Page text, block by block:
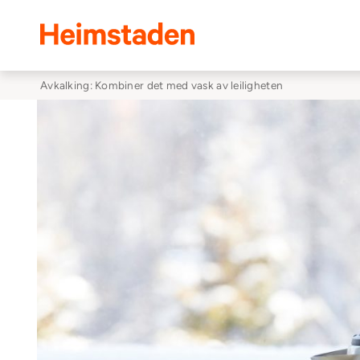
Heimstaden
Avkalking: Kombiner det med vask av leiligheten